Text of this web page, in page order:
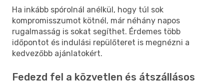
Ha inkább spórolnál anélkül, hogy túl sok
kompromisszumot kötnél, már néhány napos
rugalmasság is sokat segíthet. Érdemes több
időpontot és indulási repülőteret is megnézni a
kedvezőbb ajánlatokért.
Fedezd fel a közvetlen és átszállásos